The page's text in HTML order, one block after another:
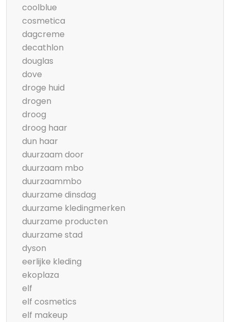
coolblue
cosmetica
dagcreme
decathlon
douglas
dove
droge huid
drogen
droog
droog haar
dun haar
duurzaam door
duurzaam mbo
duurzaammbo
duurzame dinsdag
duurzame kledingmerken
duurzame producten
duurzame stad
dyson
eerlijke kleding
ekoplaza
elf
elf cosmetics
elf makeup